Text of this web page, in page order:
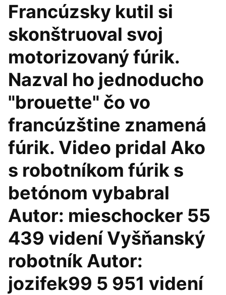
Francúzsky kutil si
skonštruoval svoj
motorizovaný fúrik.
Nazval ho jednoducho
"brouette" čo vo
francúzštine znamená
fúrik. Video pridal Ako
s robotníkom fúrik s
betónom vybabral
Autor: mieschocker 55
439 videní Vyšňanský
robotník Autor:
jozifek99 5 951 videní